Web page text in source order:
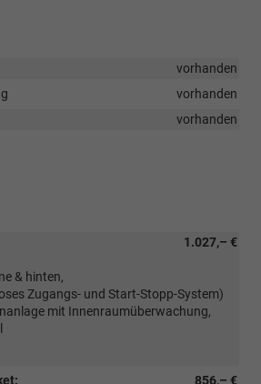
vorhanden
vorhanden
vorhanden
1.027,– €
& hinten,
Zugangs- und Start-Stopp-System)
mit Innenraumüberwachung,
856,– €